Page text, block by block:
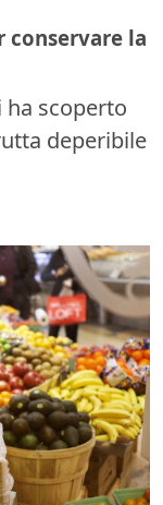
conservare la
scoperto
deperibile